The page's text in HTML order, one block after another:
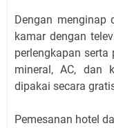
Dengan menginap
kamar dengan
perlengkapan serta
mineral, AC, dan
dipakai secara
Pemesanan hotel